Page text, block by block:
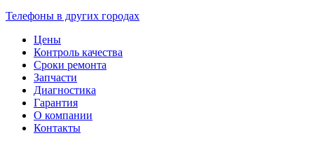
Телефоны в других городах
Цены
Контроль качества
Сроки ремонта
Запчасти
Диагностика
Гарантия
О компании
Контакты